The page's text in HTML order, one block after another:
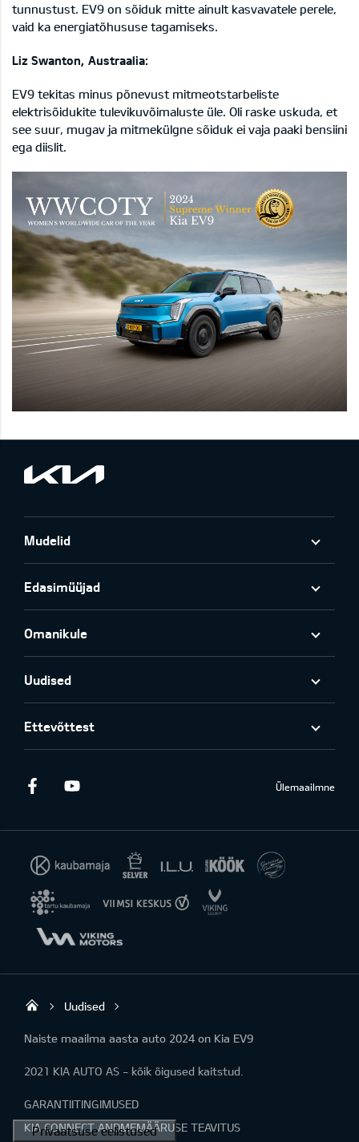
tunnustust. EV9 on sõiduk mitte ainult kasvavatele perele,
vaid ka energiatõhususe tagamiseks.
Liz Swanton, Austraalia:
EV9 tekitas minus põnevust mitmeotstarbeliste
elektrisõidukite tulevikuvõimaluste üle. Oli raske uskuda, et
see suur, mugav ja mitmekülgne sõiduk ei vaja paaki bensiini
ega diislit.
Mudelid
Edasimüüjad
Omanikule
Uudised
Ettevõttest
Facebook Ülemaailmne
KIA AUTO AS
Uudised
Naiste maailma aasta auto 2024 on Kia EV9
2021 KIA AUTO AS - kõik õigused kaitstud.
GARANTIITINGIMUSED
KIA CONNECT ANDMEMÄÄRUSE TEAVITUS